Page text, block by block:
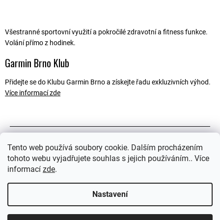
Tento web používá soubory cookie. Dalším procházením
tohoto webu vyjadřujete souhlas s jejich používáním.. Více
informací zde.
Nastavení
Všestranné sportovní využití a pokročilé zdravotní a fitness funkce.
Volání přímo z hodinek.
Garmin Brno Klub
Přidejte se do Klubu Garmin Brno a získejte řadu exkluzivních výhod.
Více informací zde
Související soubory (2)